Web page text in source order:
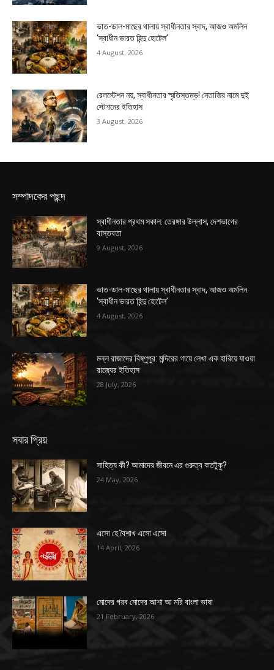
ভাত-ডাল-মাছের থালায় স্বাধীনতার স্বাদ, আজও অমলিন
‘স্বাধীন ভারত হিন্দু হোটেল’
4 August, 2026
রেলস্টেশন নয়, স্বাধীনতার স্মৃতিস্তম্ভ! নেতাজির নামে দুই
স্টেশনের ইতিহাস
3 August, 2026
সম্পাদকের পছন্দ
স্বাধীনতার প্রথম সকাল: তেরঙ্গার উল্লাস, দেশভাগের
বাস্তবতা
9 August, 2026
ভাত-ডাল-মাছের থালায় স্বাধীনতার স্বাদ, আজও অমলিন
‘স্বাধীন ভারত হিন্দু হোটেল’
4 August, 2026
মল্ল রাজাদের বিষ্ণুপুর: মন্দিরের গায়ে লেখা এক হারিয়ে যাওয়া
রাজ্যের ইতিহাস
28 July, 2026
সবার প্রিয়
সাহিত্য কী? আমাদের জীবনে এর গুরুত্ব কতটুকু?
24 May, 2026
এসো হে বৈশাখ এসো এসো
14 April, 2026
মোদের গরব মোদের আশা আ মরি বাংলা ভাষা
21 February, 2026